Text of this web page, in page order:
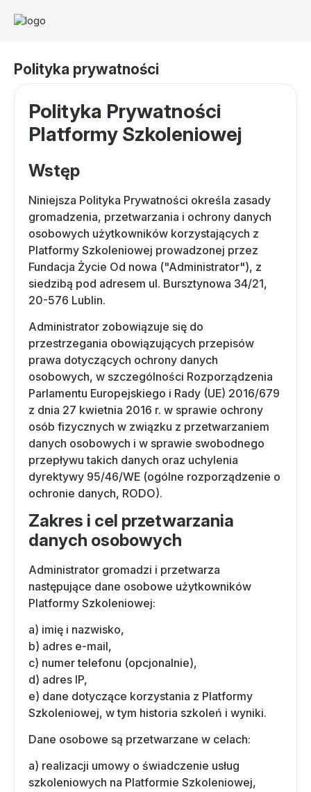
Polityka prywatności
Polityka Prywatności
Platformy Szkoleniowej
Wstęp
Niniejsza Polityka Prywatności określa zasady
gromadzenia, przetwarzania i ochrony danych
osobowych użytkowników korzystających z
Platformy Szkoleniowej prowadzonej przez
Fundacja Życie Od nowa ("Administrator"), z
siedzibą pod adresem ul. Bursztynowa 34/21,
20-576 Lublin.
Administrator zobowiązuje się do
przestrzegania obowiązujących przepisów
prawa dotyczących ochrony danych
osobowych, w szczególności Rozporządzenia
Parlamentu Europejskiego i Rady (UE) 2016/679
z dnia 27 kwietnia 2016 r. w sprawie ochrony
osób fizycznych w związku z przetwarzaniem
danych osobowych i w sprawie swobodnego
przepływu takich danych oraz uchylenia
dyrektywy 95/46/WE (ogólne rozporządzenie o
ochronie danych, RODO).
Zakres i cel przetwarzania
danych osobowych
Administrator gromadzi i przetwarza
następujące dane osobowe użytkowników
Platformy Szkoleniowej:
a) imię i nazwisko,
b) adres e-mail,
c) numer telefonu (opcjonalnie),
d) adres IP,
e) dane dotyczące korzystania z Platformy
Szkoleniowej, w tym historia szkoleń i wyniki.
Dane osobowe są przetwarzane w celach:
a) realizacji umowy o świadczenie usług
szkoleniowych na Platformie Szkoleniowej,